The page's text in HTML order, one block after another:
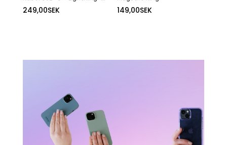
249,00SEK 149,00SEK